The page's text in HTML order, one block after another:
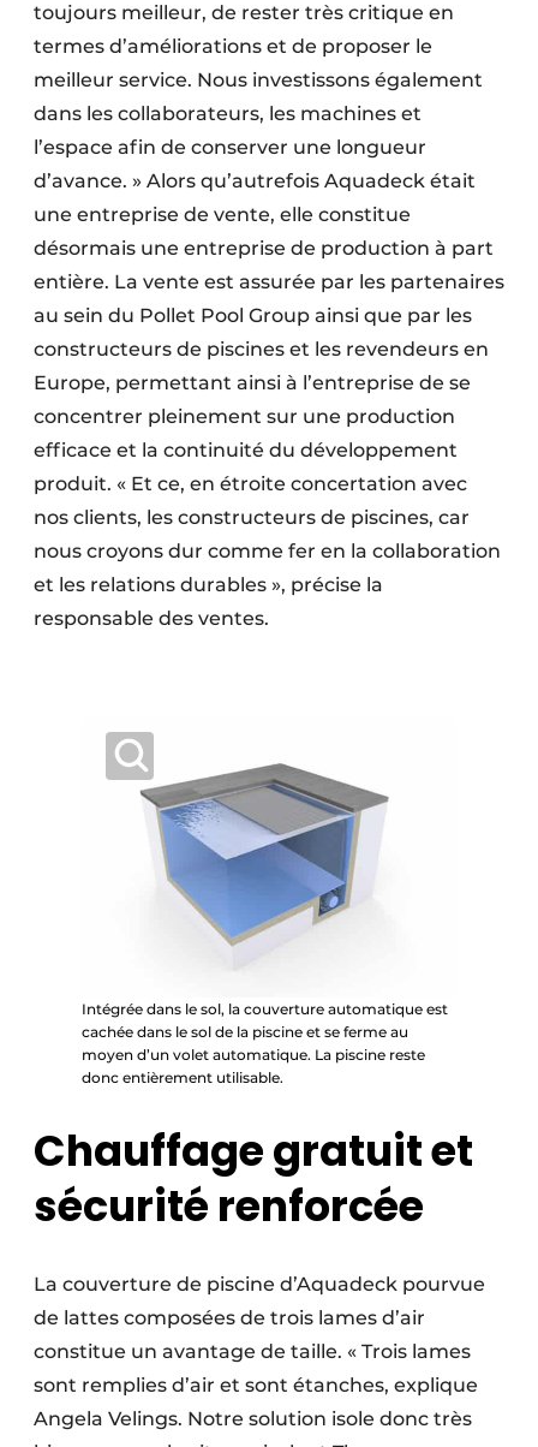
toujours meilleur, de rester très critique en
termes d’améliorations et de proposer le
meilleur service. Nous investissons également
dans les collaborateurs, les machines et
l’espace afin de conserver une longueur
d’avance. » Alors qu’autrefois Aquadeck était
une entreprise de vente, elle constitue
désormais une entreprise de production à part
entière. La vente est assurée par les partenaires
au sein du Pollet Pool Group ainsi que par les
constructeurs de piscines et les revendeurs en
Europe, permettant ainsi à l’entreprise de se
concentrer pleinement sur une production
efficace et la continuité du développement
produit. « Et ce, en étroite concertation avec
nos clients, les constructeurs de piscines, car
nous croyons dur comme fer en la collaboration
et les relations durables », précise la
responsable des ventes.
Intégrée dans le sol, la couverture automatique est
cachée dans le sol de la piscine et se ferme au
moyen d’un volet automatique. La piscine reste
donc entièrement utilisable.
Chauffage gratuit et
sécurité renforcée
La couverture de piscine d’Aquadeck pourvue
de lattes composées de trois lames d’air
constitue un avantage de taille. « Trois lames
sont remplies d’air et sont étanches, explique
Angela Velings. Notre solution isole donc très